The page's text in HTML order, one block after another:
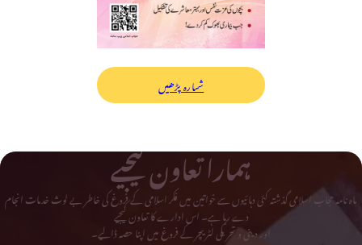
شمارہ پڑھیں
ہمارا تعاون کیجیے
ماہ نامہ حجاب اسلامی گذشتہ کئی دہائیوں سے خواتین میں فکر اسلامی کے فروغ کی خاطر بے لوث خدمات انجام
دے رہا ہے۔ اس ادارے کا تعاون کیجیے
اور دینی و تحریکی لٹریچر کے فروغ میں اپنا حصہ ڈالیے۔